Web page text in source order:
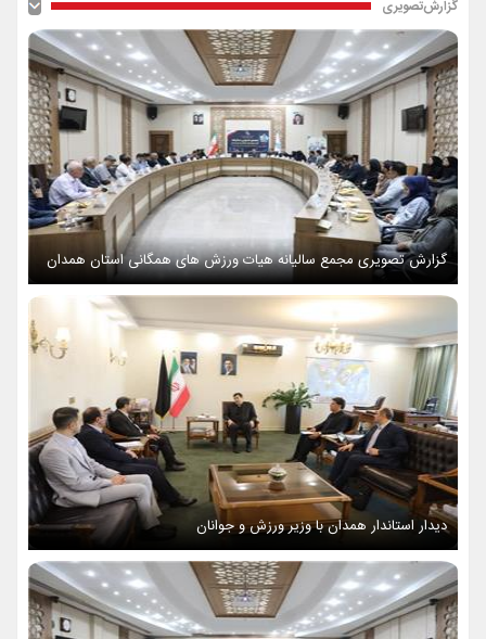
گزارش‌تصویری
گزارش تصویری مجمع سالیانه هیات ورزش های همگانی استان همدان
دیدار استاندار همدان با وزیر ورزش و جوانان